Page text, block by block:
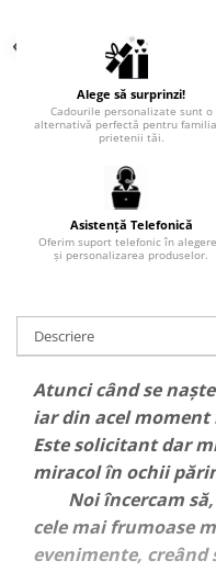
Alege să surprinzi!
Cadourile personalizate sunt o
alternativă perfectă pentru
prietenii tăi.
Asistență Telefonică
Oferim suport telefonic în
și personalizarea produselor.
Descriere
Atunci când se
iar din acel
Este solicitant dar
miracol în ochii
Noi încercam să,
cele mai frumoase
evenimente,